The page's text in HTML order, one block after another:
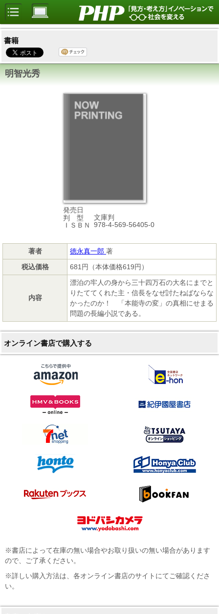
書籍
明智光秀
発売日
判 型
文庫判
ＩＳＢＮ
978-4-569-56405-0
著者 徳永真一郎 著
税込価格
681円（本体価格619円）
内容
漂泊の牢人の身から三十四万石の大名にまでと
りたててくれた主・信長をなぜ討たねばならな
かったのか！ 「本能寺の変」の真相にせまる
問題の長編小説である。
オンライン書店で購入する
※書店によって在庫の無い場合やお取り扱いの無い場合があります
ので、ご了承ください。
※詳しい購入方法は、各オンライン書店のサイトにてご確認くださ
い。